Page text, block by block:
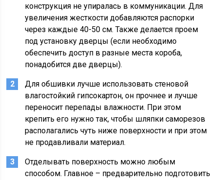
конструкция не упиралась в коммуникации. Для
увеличения жесткости добавляются распорки
через каждые 40-50 см. Также делается проем
под установку дверцы (если необходимо
обеспечить доступ в разные места короба,
понадобится две дверцы).
Для обшивки лучше использовать стеновой
влагостойкий гипсокартон, он прочнее и лучше
переносит перепады влажности. При этом
крепить его нужно так, чтобы шляпки саморезов
располагались чуть ниже поверхности и при этом
не продавливали материал.
Отделывать поверхность можно любым
способом. Главное – предварительно подготовить